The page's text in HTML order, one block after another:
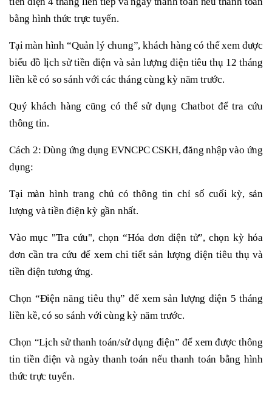
bằng hình thức trực tuyến.
Tại màn hình “Quản lý chung”, khách hàng có thể xem được
biểu đồ lịch sử tiền điện và sản lượng điện tiêu thụ 12 tháng
liền kề có so sánh với các tháng cùng kỳ năm trước.
Quý khách hàng cũng có thể sử dụng Chatbot để tra cứu
thông tin.
Cách 2: Dùng ứng dụng EVNCPC CSKH, đăng nhập vào ứng
dụng:
Tại màn hình trang chủ có thông tin chỉ số cuối kỳ, sản
lượng và tiền điện kỳ gần nhất.
Vào mục "Tra cứu", chọn “Hóa đơn điện tử”, chọn kỳ hóa
đơn cần tra cứu để xem chi tiết sản lượng điện tiêu thụ và
tiền điện tương ứng.
Chọn “Điện năng tiêu thụ” để xem sản lượng điện 5 tháng
liền kề, có so sánh với cùng kỳ năm trước.
Chọn “Lịch sử thanh toán/sử dụng điện” để xem được thông
tin tiền điện và ngày thanh toán nếu thanh toán bằng hình
thức trực tuyến.